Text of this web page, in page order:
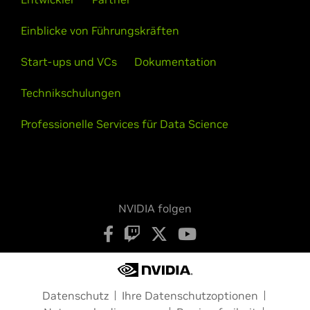
eines Unternehmens bereitzustellen.
Zu NVIDIA-Schulung
Einblicke von Führungskräften
Start-ups und VCs Dokumentation
Technikschulungen
Professionelle Services für Data Science
NVIDIA folgen
Datenschutz
Ihre Datenschutzoptionen